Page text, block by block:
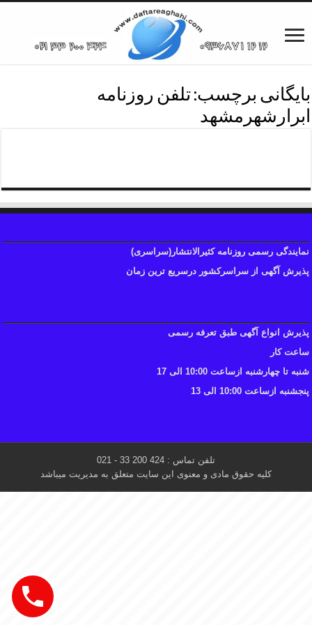
بایگانی برچسب:تلفن روزنامه
ابرارشهرمشهد
نمایندگی رسمی روزنامه کثیرالانتشار(سراسری)
پذیرش آگهی از سراسرکشور درسریع ترین زمان
پذیرش انواع آگهی طبق تعرفه رسمی
ساعت کار
شنبه تا چهارشنبه ازساعت 10:00 الی 17
پنجشنبه ازساعت 10:00 الی 13
تلفن تماس : 424 200 33 - 021
کلیه حقوق مادی و معنوی این سایت متعلق به مدیریت میباشد